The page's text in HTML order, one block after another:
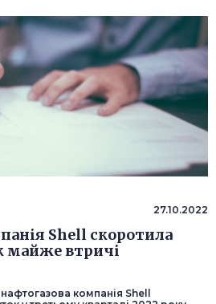
27.10.2022
Shell скоротила
майже втричі
компанія Shell